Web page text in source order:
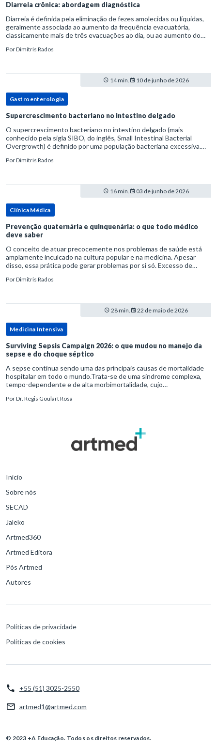
Diarreia crônica: abordagem diagnóstica
Diarreia é definida pela eliminação de fezes amolecidas ou líquidas,
geralmente associada ao aumento da frequência evacuatória,
classicamente mais de três evacuações ao dia, ou ao aumento do
PorDimitris Rados
14 min. 10 de junho de 2026
Gastroenterologia
Supercrescimento bacteriano no intestino delgado
O supercrescimento bacteriano no intestino delgado (mais
conhecido pela sigla SIBO, do inglês, Small Intestinal Bacterial
Overgrowth) é definido por uma população bacteriana excessiva.
PorDimitris Rados
16 min. 03 de junho de 2026
Clínica Médica
Prevenção quaternária e quinquenária: o que todo médico
deve saber
O conceito de atuar precocemente nos problemas de saúde está
amplamente inculcado na cultura popular e na medicina. Apesar
disso, essa prática pode gerar problemas por si só. Excesso de
PorDimitris Rados
28 min. 22 de maio de 2026
Medicina Intensiva
Surviving Sepsis Campaign 2026: o que mudou no manejo da
sepse e do choque séptico
A sepse continua sendo uma das principais causas de mortalidade
hospitalar em todo o mundo.Trata-se de uma síndrome complexa,
tempo-dependente e de alta morbimortalidade, cujo
para o desfe
PorDr. Regis Goulart Rosa
Início
Sobre nós
SECAD
Jaleko
Artmed360
Artmed Editora
Pós Artmed
Autores
Políticas de privacidade
Políticas de cookies
+55 (51) 3025-2550
artmed1@artmed.com
© 2023 +A Educação. Todos os direitos reservados.